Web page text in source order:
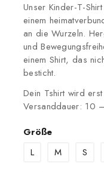
Unser Kinder-T-
einem
an die Wurzeln.
und
einem Shirt, das
besticht.
Dein Tshirt wird
Versanddauer: 10
Größe
L
M S